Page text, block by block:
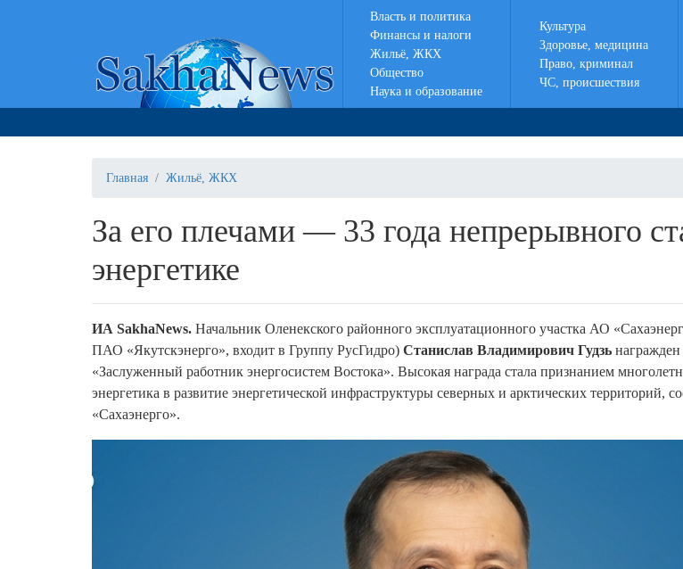
Власть и политика
Финансы и налоги
Жильё, ЖКХ
Общество
Наука и образование
Культура
Здоровье, медицина
Право, криминал
ЧС, происшествия
Главная Жильё, ЖКХ
За его плечами — 33 года непрерывного
энергетике
ИА SakhaNews. Начальник Оленекского районного эксплуатационного участка АО
ПАО «Якутскэнерго», входит в Группу РусГидро) Станислав Владимирович Гудзь
«Заслуженный работник энергосистем Востока». Высокая награда стала признанием
энергетика в развитие энергетической инфраструктуры северных и арктических территорий,
«Сахаэнерго».